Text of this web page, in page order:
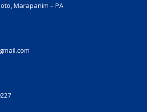
Marapanim – PA